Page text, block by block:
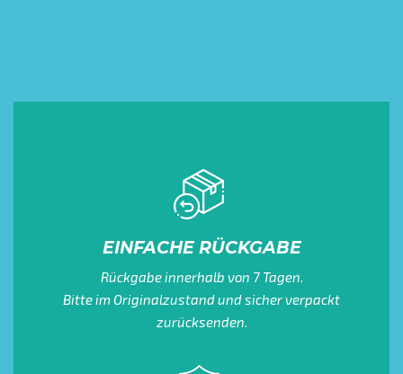
EINFACHE RÜCKGABE
Rückgabe innerhalb von 7 Tagen.
Bitte im Originalzustand und sicher verpackt
zurücksenden.